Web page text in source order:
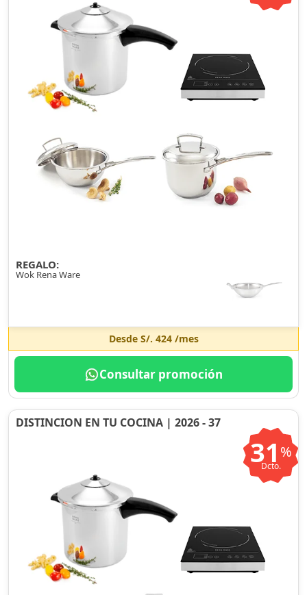
REGALO:
Wok Rena Ware
Desde S/. 424/mes
Consultar promoción
DISTINCION EN TU COCINA | 2026 - 37
31 %
Dcto.